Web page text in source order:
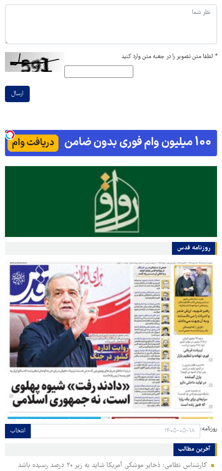
* لطفا متن تصویر را در جعبه متن وارد کنید
ارسال
روزنامه قدس
روزنامه: انتخاب
آخرین مطالب
کارشناس نظامی: ذخایر موشکی آمریکا شاید به زیر ۲۰ درصد رسیده باشد